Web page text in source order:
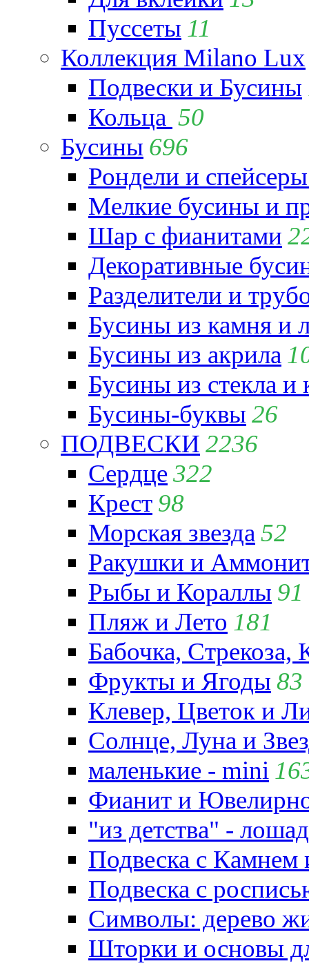
Пуссеты 11
Коллекция Milano Lux
Подвески и Бусины
Кольца 50
Бусины 696
Рондели и
Мелкие бусины и
Шар с фианитами
Декоративные
Разделители и
Бусины из камня и
Бусины из акрила
Бусины из стекла и
Бусины-буквы 26
ПОДВЕСКИ 2236
Сердце322
Крест 98
Морская звезда 52
Ракушки и
Рыбы и Кораллы 91
Пляж и Лето 181
Бабочка,
Фрукты и Ягоды 83
Клевер, Цветок и
Солнце, Луна и
маленькие - mini
Фианит и
"из детства" -
Подвеска с
Подвеска с
Символы: дерево
Шторки и основы